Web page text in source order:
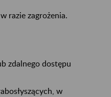
razie zagrożenia.
zdalnego dostępu
w